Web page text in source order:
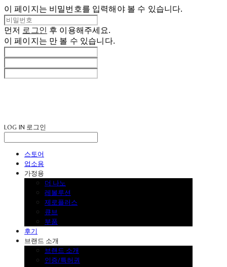
이 페이지는 비밀번호를 입력해야 볼 수 있습니다.
먼저 로그인 후 이용해주세요.
이 페이지는 만 볼 수 있습니다.
LOG IN 로그인
스토어
업소용
가정용
더 나노
레볼루션
제로플러스
큐브
부품
후기
브랜드 소개
브랜드 소개
인증/특허권